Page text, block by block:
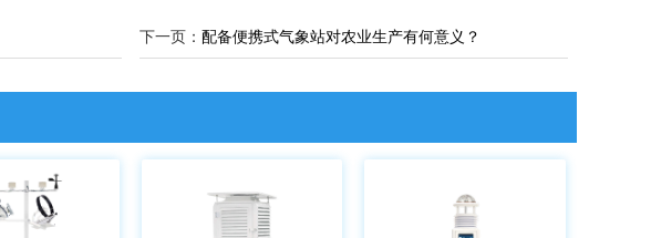
下一页： 配备便携式气象站对农业生产有何意义？